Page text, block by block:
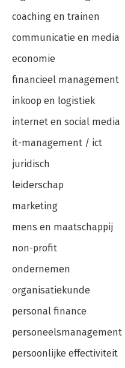
Literatuur 185
Aanvullende literatuur 187
Over de auteurs 191
coaching en trainen
communicatie en media
economie
financieel management
inkoop en logistiek
internet en social media
it-management / ict
juridisch
leiderschap
marketing
mens en maatschappij
non-profit
ondernemen
organisatiekunde
personal finance
personeelsmanagement
persoonlijke effectiviteit